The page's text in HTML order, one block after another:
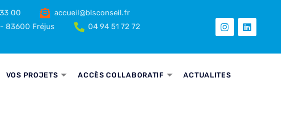
00
accueil@blsconseil.fr
- 83600 Fréjus
04 94 51 72 72
VOS PROJETS ACCÈS COLLABORATIF
ACTUALITES